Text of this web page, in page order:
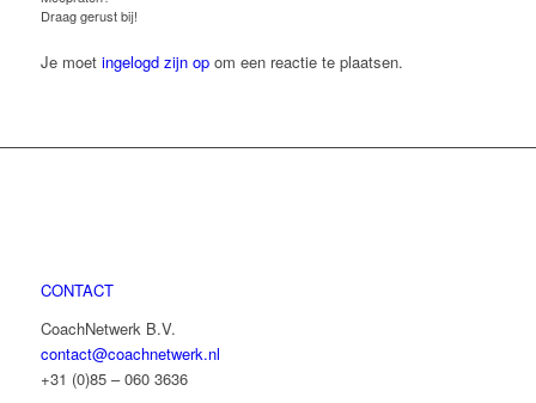
Draag gerust bij!
Je moet ingelogd zijn opom een reactie te plaatsen.
CONTACT
CoachNetwerk B.V.
contact@coachnetwerk.nl
+31 (0)85 – 060 3636